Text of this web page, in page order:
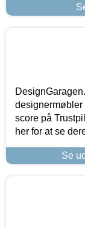
designermøbler
score på
her for at se
Se